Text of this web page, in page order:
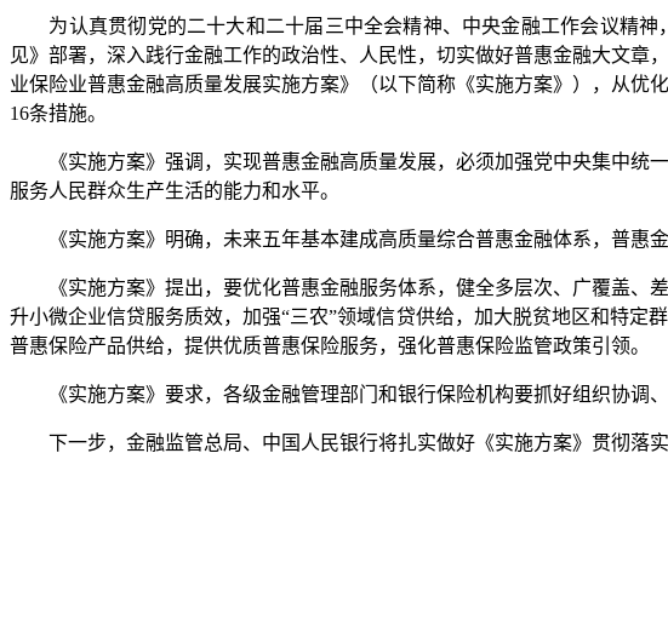
为认真贯彻党的二十大和二十届三中全会精神、中央金融工作会议精神
见》部署，深入践行金融工作的政治性、人民性，切实做好普惠金融大文
业保险业普惠金融高质量发展实施方案》（以下简称《实施方案》），从
16条措施。
《实施方案》强调，实现普惠金融高质量发展，必须加强党中央集中统
服务人民群众生产生活的能力和水平。
《实施方案》明确，未来五年基本建成高质量综合普惠金融体系，普惠金
《实施方案》提出，要优化普惠金融服务体系，健全多层次、广覆盖、
升小微企业信贷服务质效，加强“三农”领域信贷供给，加大脱贫地区和特
普惠保险产品供给，提供优质普惠保险服务，强化普惠保险监管政策引领。
《实施方案》要求，各级金融管理部门和银行保险机构要抓好组织协调、
下一步，金融监管总局、中国人民银行将扎实做好《实施方案》贯彻落实